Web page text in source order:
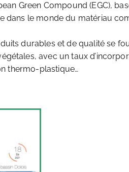
Green Compound (EGC),
dans le monde du matériau
durables et de qualité se
avec un taux
thermo-plastique…